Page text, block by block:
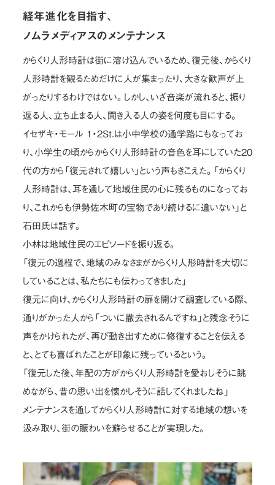
経年進化を目指す、
ノムラメディアスのメンテナンス
からくり人形時計は街に溶け込んでいるため、復元後、からくり
人形時計を観るためだけに人が集まったり、大きな歓声が上
がったりするわけではない。しかし、いざ音楽が流れると、振り
返る人、立ち止まる人、聞き入る人の姿を何度も目にする。
イセザキ・モール 1・2St.は小中学校の通学路にもなってお
り、小学生の頃からからくり人形時計の音色を耳にしていた20
代の方から「復元されて嬉しい」という声もきこえた。「からくり
人形時計は、耳を通して地域住民の心に残るものになってお
り、これからも伊勢佐木町の宝物であり続けるに違いない」と
石田氏は話す。
小林は地域住民のエピソードを振り返る。
「復元の過程で、地域のみなさまがからくり人形時計を大切に
していることは、私たちにも伝わってきました」
復元に向け、からくり人形時計の扉を開けて調査している際、
通りがかった人から「ついに撤去されるんですね」と残念そうに
声をかけられたが、再び動き出すために修復することを伝える
と、とても喜ばれたことが印象に残っているという。
「復元した後、年配の方がからくり人形時計を愛おしそうに眺
めながら、昔の思い出を懐かしそうに話してくれましたね」
メンテナンスを通してからくり人形時計に対する地域の想いを
汲み取り、街の賑わいを蘇らせることが実現した。